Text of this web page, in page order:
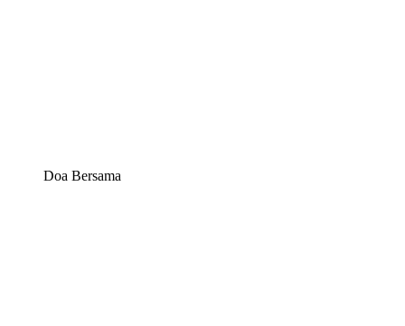
Doa Bersama